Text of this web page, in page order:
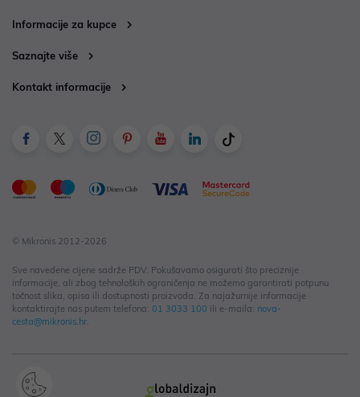
Informacije za kupce
Saznajte više
Kontakt informacije
© Mikronis 2012-2026
Sve navedene cijene sadrže PDV. Pokušavamo osigurati što preciznije
informacije, ali zbog tehnoloških ograničenja ne možemo garantirati potpunu
točnost slika, opisa ili dostupnosti proizvoda. Za najažurnije informacije
kontaktirajte nas putem telefona: 01 3033 100 ili e-maila: nova-
cesta@mikronis.hr.